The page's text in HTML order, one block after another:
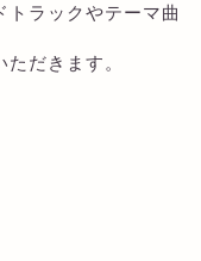
トラックやテーマ曲
だきます。